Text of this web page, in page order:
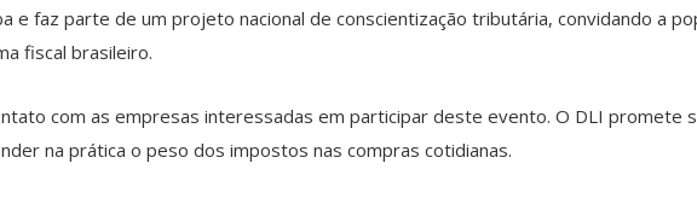
e faz parte de um projeto nacional de conscientização tributária, convidando a
fiscal brasileiro.
com as empresas interessadas em participar deste evento. O DLI promete
na prática o peso dos impostos nas compras cotidianas.